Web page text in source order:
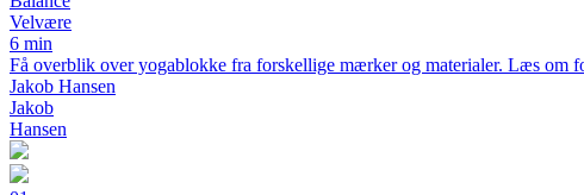
Velvære
6 min
Få overblik over yogablokke fra forskellige mærker og materialer. Læs om
Jakob Hansen
Jakob
Hansen